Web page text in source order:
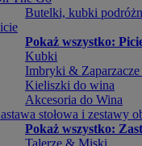
Butelki, kubki
Pokaż wszystko:
Kubki
Imbryki &
Kieliszki do wina
Akcesoria do Wina
stołowa i zestawy
Pokaż wszystko:
Talerze & Miski